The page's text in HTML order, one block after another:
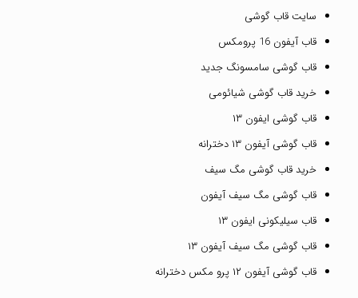
سایت قاب گوشی
قاب آیفون 16 پرومکس
قاب گوشی سامسونگ جدید
خرید قاب گوشی شیائومی
قاب گوشی ایفون ۱۳
قاب گوشی آیفون ۱۳ دخترانه
خرید قاب گوشی مگ سیف
قاب گوشی مگ سیف آیفون
قاب سیلیکونی ایفون ۱۳
قاب گوشی مگ سیف آیفون ۱۳
قاب گوشی آیفون ۱۲ پرو مکس دخترانه